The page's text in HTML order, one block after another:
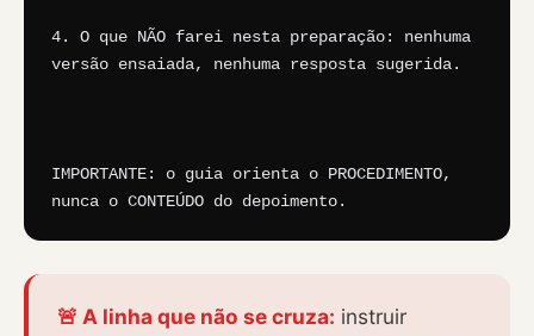
4. O que NÃO farei nesta preparação: nenhuma
versão ensaiada, nenhuma resposta sugerida.
IMPORTANTE: o guia orienta o PROCEDIMENTO,
nunca o CONTEÚDO do depoimento.
🚨 A linha que não se cruza: instruir